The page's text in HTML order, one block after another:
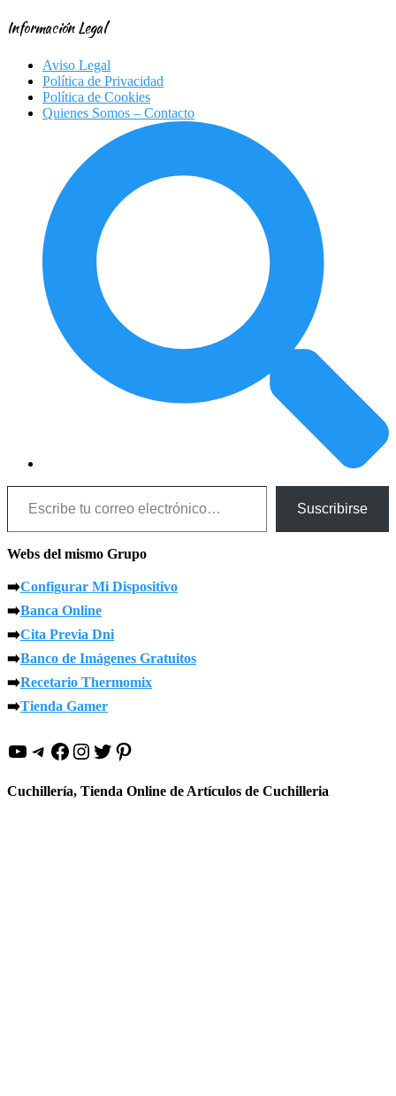
Información Legal
Aviso Legal
Política de Privacidad
Política de Cookies
Quienes Somos – Contacto
Escribe tu correo electrónico…
Suscribirse
Webs del mismo Grupo
➡️Configurar Mi Dispositivo
➡️Banca Online
➡️Cita Previa Dni
➡️Banco de Imágenes Gratuitos
➡️Recetario Thermomix
➡️Tienda Gamer
YouTube
Telegram
Facebook
Instagram
Twitter
Pinterest
Cuchillería, Tienda Online de Artículos de Cuchilleria